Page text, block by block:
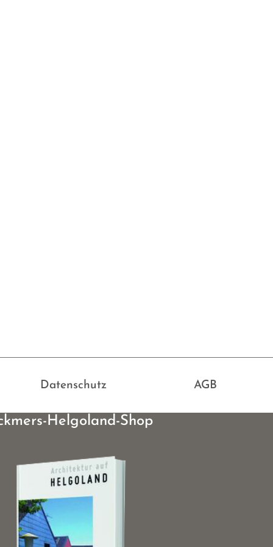
Datenschutz AGB
Helgoland-Shop